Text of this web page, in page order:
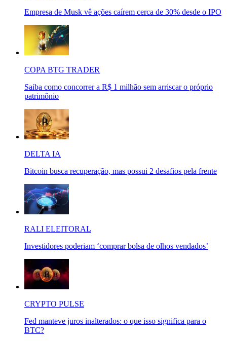
Empresa de Musk vê ações caírem cerca de 30% desde o IPO
COPA BTG TRADER
Saiba como concorrer a R$ 1 milhão sem arriscar o próprio
patrimônio
DELTA IA
Bitcoin busca recuperação, mas possui 2 desafios pela frente
RALI ELEITORAL
Investidores poderiam ‘comprar bolsa de olhos vendados’
CRYPTO PULSE
Fed manteve juros inalterados: o que isso significa para o
BTC?